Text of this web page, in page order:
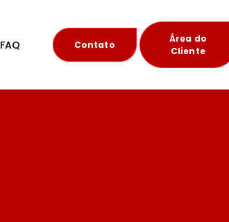
FAQ Contato
Área do
Cliente